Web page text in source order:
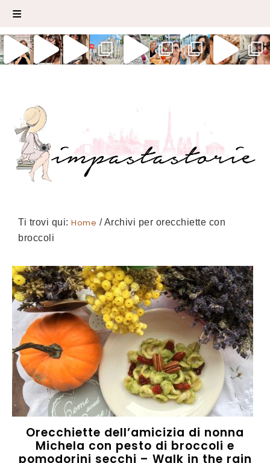
Ti trovi qui: Home /Archivi per orecchiette con
broccoli
Orecchiette dell’amicizia di nonna
Michela con pesto di broccoli e
pomodorini secchi – Walk in the rain